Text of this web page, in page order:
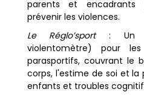
parents et encadrants
prévenir les violences.
Le Réglo’sport : Un
violentomètre) pour
parasportifs, couvrant le
corps, l'estime de soi et
enfants et troubles